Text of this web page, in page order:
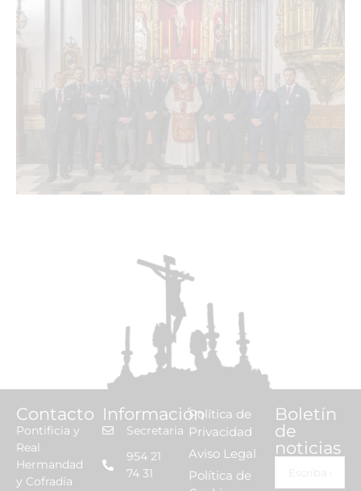
Contacto
Pontificia y
Real
Hermandad
y Cofradía
Información
Secretaria
954 21
74 31
Política de
Privacidad
Aviso Legal
Política de
Boletín
de
noticias